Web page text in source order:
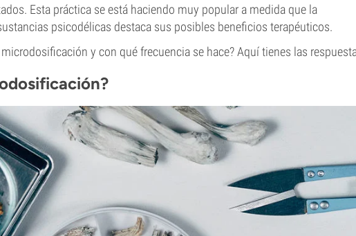
Esta práctica se está haciendo muy popular a medida que la
psicodélicas destaca sus posibles beneficios terapéuticos.
y con qué frecuencia se hace? Aquí tienes las